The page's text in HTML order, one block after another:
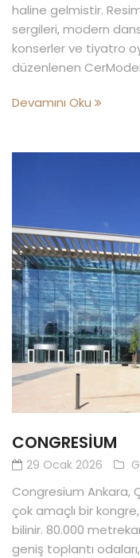
haline gelmistir.
sergileri, modern
konserler ve tiyatro
düzenlenen
Devamını Oku
CONGRESIUM
29 Ocak 2026
Congresium Ankara,
çok amaçlı bir
bilinir. 80.000
geniş toplantı